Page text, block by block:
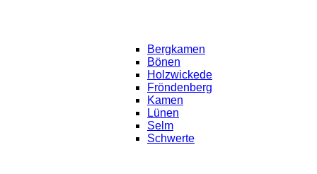
Bergkamen
Bönen
Holzwickede
Fröndenberg
Kamen
Lünen
Selm
Schwerte